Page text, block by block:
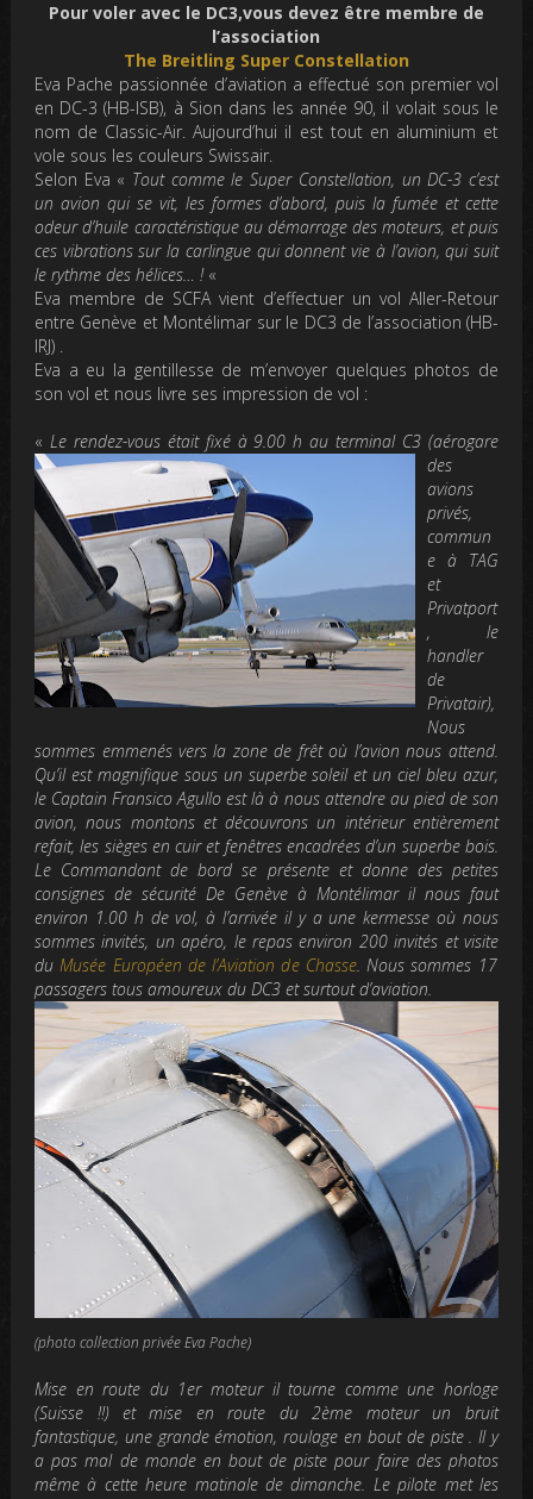
Pour voler avec le DC3,vous devez être membre de
l’association
The Breitling Super Constellation
Eva Pache passionnée d’aviation a effectué son premier vol
en DC-3 (HB-ISB), à Sion dans les année 90, il volait sous le
nom de Classic-Air. Aujourd’hui il est tout en aluminium et
vole sous les couleurs Swissair.
Selon Eva « Tout comme le Super Constellation, un DC-3 c’est
un avion qui se vit, les formes d’abord, puis la fumée et cette
odeur d’huile caractéristique au démarrage des moteurs, et puis
ces vibrations sur la carlingue qui donnent vie à l’avion, qui suit
le rythme deshélices… ! «
Eva membre de SCFA vient d’effectuer un vol Aller-Retour
entre Genève et Montélimar sur le DC3 de l’association (HB-
IRJ) .
Eva a eu la gentillesse de m’envoyer quelques photos de
son vol et nous livre ses impression de vol :
« Le rendez-vous était fixé à 9.00 h auterminal C3 (aérogare
des
avions
privés,
commun
e à TAG
et
Privatport
, le
handler
de
Privatair),
Nous
sommes emmenés vers la zone de frêt où l’avion nous attend.
Qu’il est magnifique sous un superbe soleil et un ciel bleu azur,
le Captain Fransico Agullo est là à nous attendre au pied de son
avion, nous montons et découvrons un intérieur entièrement
refait, les sièges en cuir et fenêtres encadrées d’un superbe bois.
Le Commandant de bord se présente et donne des petites
consignes de sécurité De Genève à Montélimar il nous faut
environ 1.00 h de vol, à l’arrivée il y a une kermesse où nous
sommes invités, un apéro, le repas environ 200 invités et visite
duMusée Européen de l’Aviation de Chasse. Nous sommes 17
passagers tous amoureux du DC3 et surtout d’aviation.
(photo collection privée Eva Pache)
Mise en route du 1er moteur il tourne comme une horloge
(Suisse !!) et mise en route du 2ème moteur un bruit
fantastique, une grande émotion, roulage en bout de piste . Il y
a pas mal de monde en bout de piste pour faire des photos
même à cette heure matinale de dimanche. Le pilote met les